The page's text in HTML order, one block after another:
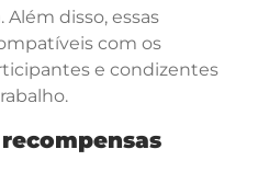
Além disso, essas
com os
e condizentes